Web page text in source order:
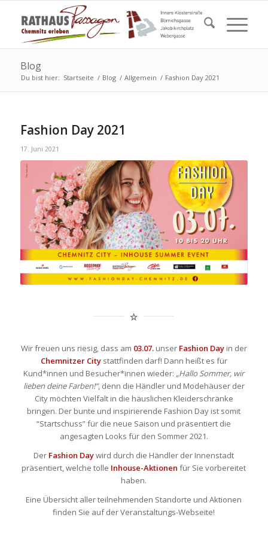
Blog
Du bist hier: Startseite / Blog / Allgemein / Fashion Day 2021
Fashion Day 2021
17. Juni 2021
Wir freuen uns riesig, dass am 03.07.unser Fashion Dayin der
Chemnitzer Citystattfinden darf! Dann heißt es für
Kund*innen und Besucher*innen wieder: „Hallo Sommer, wir
lieben deine Farben!“, denn die Händler und Modehäuser der
City möchten Vielfalt in die häuslichen Kleiderschränke
bringen. Der bunte und inspirierende Fashion Day ist somit
“Startschuss” für die neue Saison und präsentiert die
angesagten Looks für den Sommer 2021.
Der Fashion Daywird durch die Händler der Innenstadt
präsentiert, welche tolle Inhouse-Aktionen für Sie vorbereitet
haben.
Eine Übersicht aller teilnehmenden Standorte und Aktionen
finden Sie auf der Veranstaltungs-Webseite!